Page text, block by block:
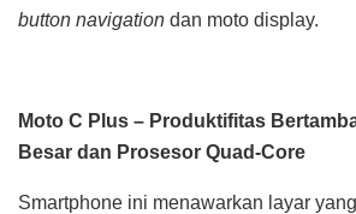
button navigation dan moto display.
Moto C Plus – Produktifitas
Besar dan Prosesor Quad-Core
Smartphone ini menawarkan layar